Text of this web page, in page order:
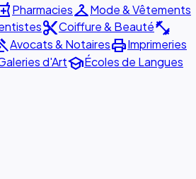
PharmaciescheckroomMode & Vêtements
content_cutCoiffure & Beautéfitness_center
Avocats & NotairesprintImprimeries
d'ArtschoolÉcoles de Langues